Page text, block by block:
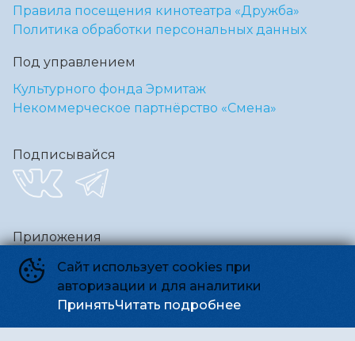
Сайт использует cookies при
авторизации и для аналитики
ПринятьЧитать подробнее
Правила посещения кинотеатра «Дружба»
Политика обработки персональных данных
Под управлением
Культурного фонда Эрмитаж
Некоммерческое партнёрство «Смена»
Подписывайся
Приложения